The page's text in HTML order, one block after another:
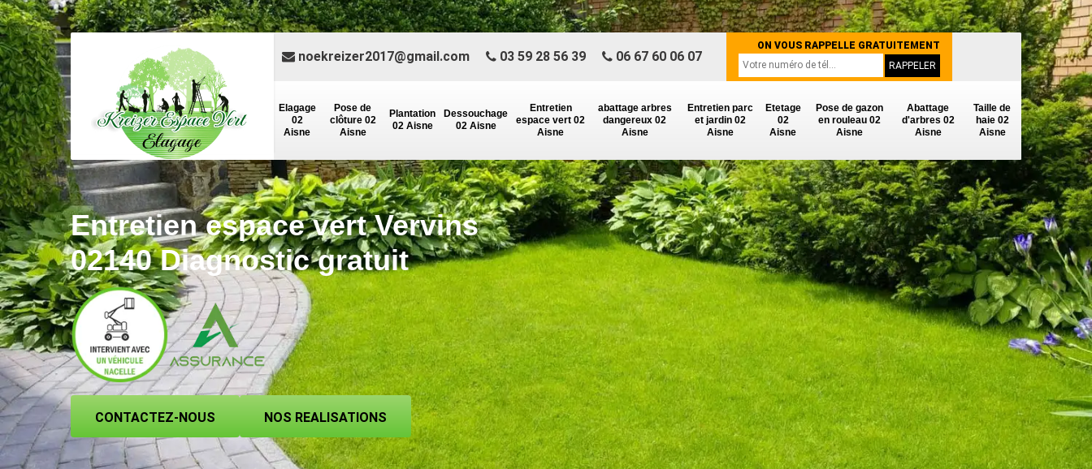
Elagage
02
Aisne
Pose de
clôture 02
Aisne
Plantation
02 Aisne
Dessouchage
02 Aisne
Entretien
espace vert 02
Aisne
abattage arbres
dangereux 02
Aisne
Entretien parc
et jardin 02
Aisne
Etetage
02
Aisne
Pose de gazon
en rouleau 02
Aisne
Abattage
d'arbres 02
Aisne
Taille de
haie 02
Aisne
noekreizer2017@gmail.com 03 59 28 56 39 06 67 60 06 07
ON VOUS RAPPELLE GRATUITEMENT
Entretien espace vert Vervins
02140 Diagnostic gratuit
CONTACTEZ-NOUS NOS REALISATIONS